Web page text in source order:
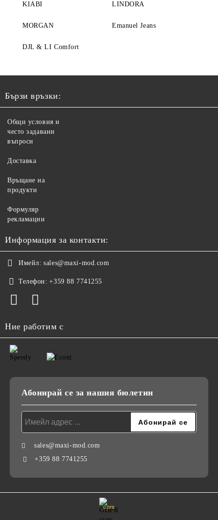
KIABI LINDORA
MORGAN Emanuel Jeans
DJL & LI Comfort
Бързи връзки:
Общи условия и
често задавани
въпроси
Доставка
Връщане на
продукти
Формуляр
рекламации
Информация за контакти:
Имейл: sales@maxi-mod.com
Телефон: +359 88 7741255
Ние работим с
Абонирай се за нашия бюлетин
sales@maxi-mod.com
+359 88 7741255
GDPR